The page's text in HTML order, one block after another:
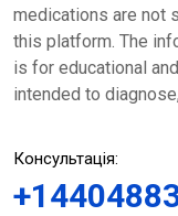
medications are not
this platform. The
is for educational
intended to
Консультація: